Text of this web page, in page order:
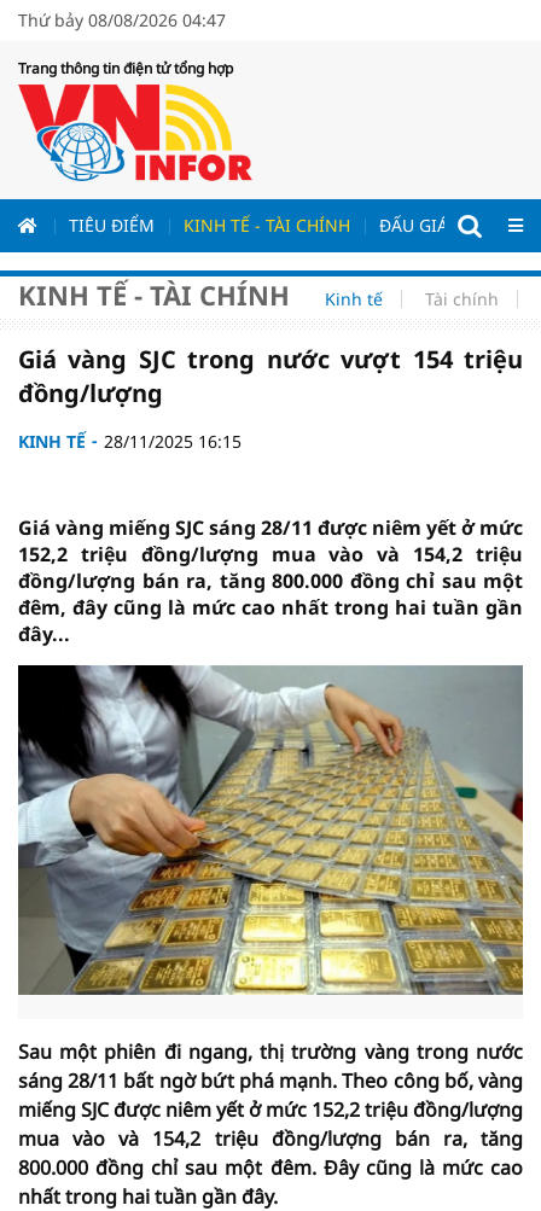
Thứ bảy 08/08/2026 04:47
Trang thông tin điện tử tổng hợp
TIÊU ĐIỂM KINH TẾ - TÀI CHÍNH ĐẤU GIÁ - ĐẤU
KINH TẾ - TÀI CHÍNH Kinh tế Tài chính
Giá vàng SJC trong nước vượt 154 triệu
đồng/lượng
KINH TẾ 28/11/2025 16:15
Giá vàng miếng SJC sáng 28/11 được niêm yết ở mức
152,2 triệu đồng/lượng mua vào và 154,2 triệu
đồng/lượng bán ra, tăng 800.000 đồng chỉ sau một
đêm, đây cũng là mức cao nhất trong hai tuần gần
đây...
Sau một phiên đi ngang, thị trường vàng trong nước
sáng 28/11 bất ngờ bứt phá mạnh. Theo công bố, vàng
miếng SJC được niêm yết ở mức 152,2 triệu đồng/lượng
mua vào và 154,2 triệu đồng/lượng bán ra, tăng
800.000 đồng chỉ sau một đêm. Đây cũng là mức cao
nhất trong hai tuần gần đây.